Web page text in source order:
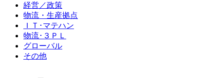
経営／政策
物流・生産拠点
ＩＴ･マテハン
物流･３ＰＬ
グローバル
その他